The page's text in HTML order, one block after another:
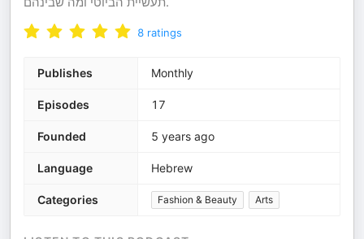
8 ratings
Publishes Monthly
Episodes 17
Founded 5 years ago
Language Hebrew
Categories Fashion & Beauty Arts